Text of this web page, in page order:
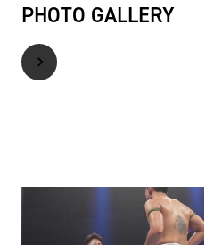
PHOTO GALLERY